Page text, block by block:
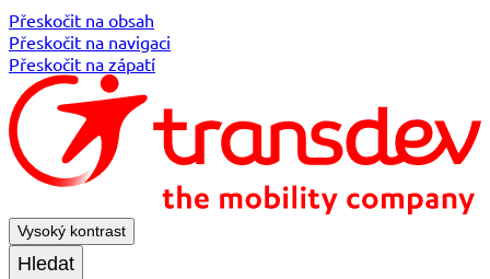
Přeskočit na obsah
Přeskočit na navigaci
Přeskočit na zápatí
Vysoký kontrast
Hledat